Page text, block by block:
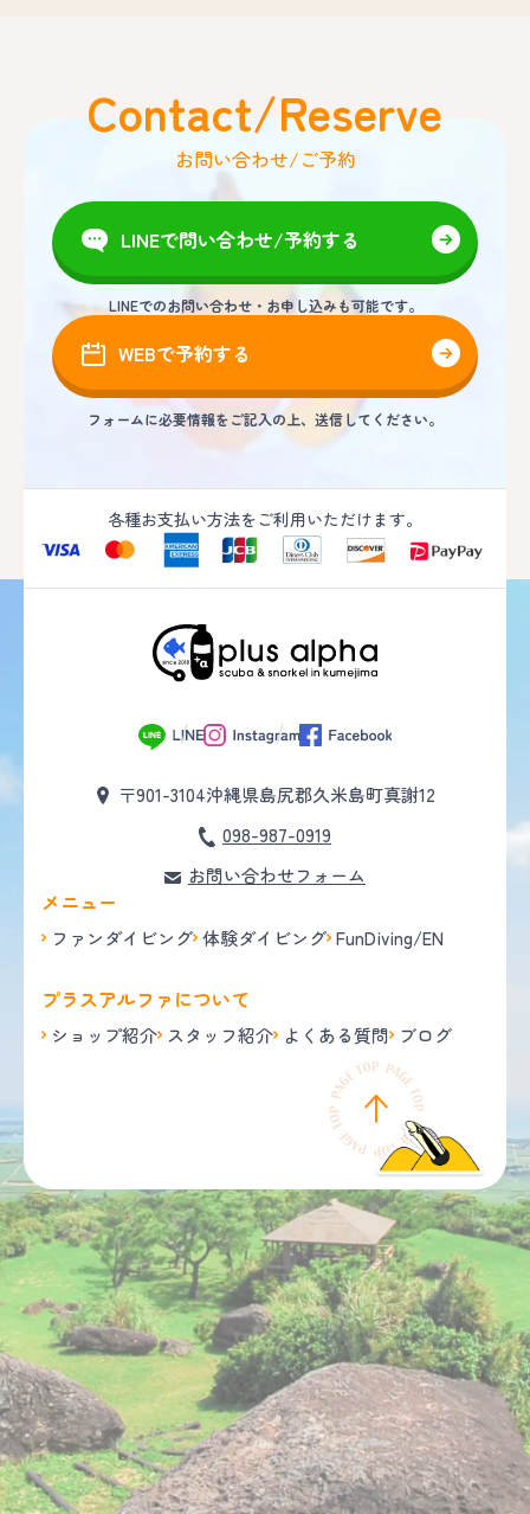
Contact/Reserve
お問い合わせ/ご予約
LINEで問い合わせ/予約する
LINEでのお問い合わせ・お申し込みも可能です。
WEBで予約する
フォームに必要情報をご記入の上、送信してください。
各種お支払い方法をご利用いただけます。
〒901-3104沖縄県島尻郡久米島町真謝12
098-987-0919
お問い合わせフォーム
メニュー
ファンダイビング 体験ダイビング FunDiving/EN
プラスアルファについて
ショップ紹介 スタッフ紹介 よくある質問 ブログ